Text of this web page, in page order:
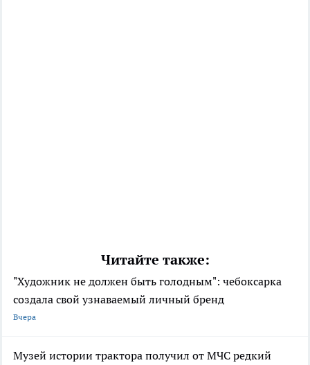
Читайте также:
"Художник не должен быть голодным": чебоксарка
создала свой узнаваемый личный бренд
Вчера
Музей истории трактора получил от МЧС редкий